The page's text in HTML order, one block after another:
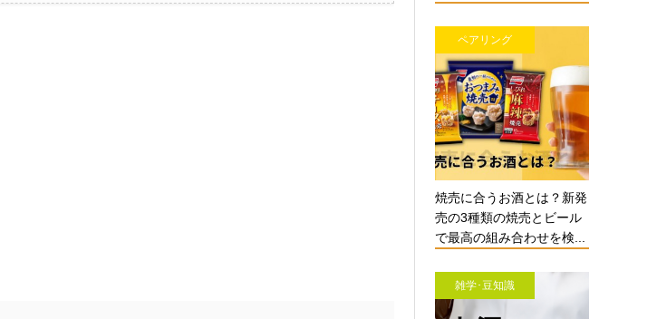
ペアリング
焼売に合うお酒とは？新発
売の3種類の焼売とビール
で最高の組み合わせを検...
雑学･豆知識